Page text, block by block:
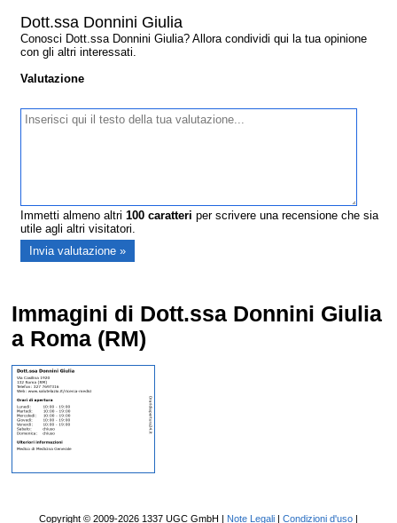
Dott.ssa Donnini Giulia
Conosci Dott.ssa Donnini Giulia? Allora condividi qui la tua opinione
con gli altri interessati.
Valutazione
Immetti almeno altri100 caratteri per scrivere una recensione che sia
utile agli altri visitatori.
Immagini di Dott.ssa Donnini Giulia
a Roma (RM)
Copyright © 2009-2026 1337 UGC GmbH | Note Legali| Condizioni d'uso|